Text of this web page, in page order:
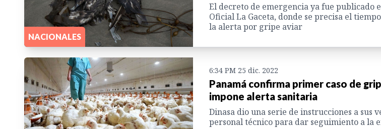
NACIONALES
El decreto de emergencia ya fue publicado
Oficial La Gaceta, donde se precisa el
la alerta por gripe aviar
6:34 PM 25 dic. 2022
Panamá confirma primer caso de
impone alerta sanitaria
Dinasa dio una serie de instrucciones a sus
personal técnico para dar seguimiento a la